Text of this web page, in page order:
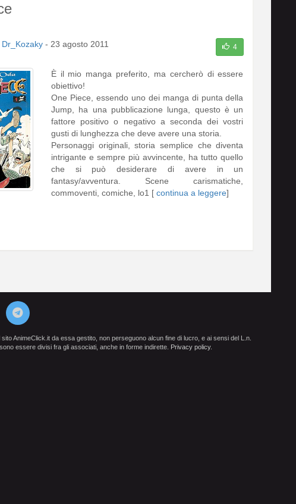
Dr_Kozaky - 23 agosto 2011 4
È il mio manga preferito, ma cercherò di essere
obiettivo!
One Piece, essendo uno dei manga di punta della
Jump, ha una pubblicazione lunga, questo è un
fattore positivo o negativo a seconda dei vostri
gusti di lunghezza che deve avere una storia.
Personaggi originali, storia semplice che diventa
intrigante e sempre più avvincente, ha tutto quello
che si può desiderare di avere in un
fantasy/avventura. Scene carismatiche,
commoventi, comiche, lo1 [ continua a leggere]
AnimeClick.it da essa gestito, non perseguono alcun fine di lucro, e ai sensi del L.n.
essere divisi fra gli associati, anche in forme indirette. Privacy policy.